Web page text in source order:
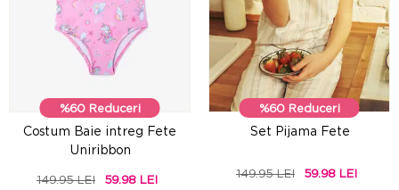
%60 Reduceri
Costum Baie intreg Fete
Uniribbon
149.95 LEI 59.98 LEI
%60 Reduceri
Set Pijama Fete
149.95 LEI 59.98 LEI